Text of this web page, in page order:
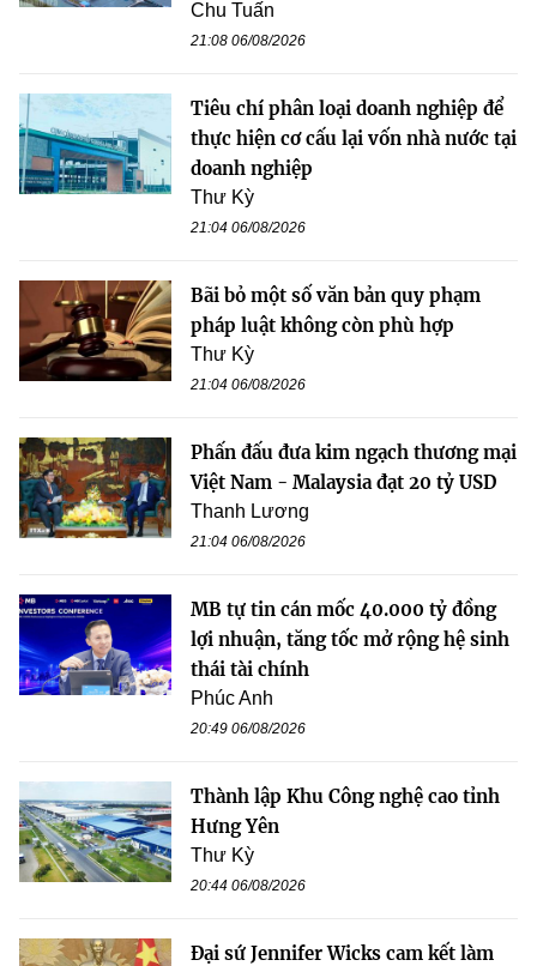
Chu Tuấn
21:08 06/08/2026
Tiêu chí phân loại doanh nghiệp để
thực hiện cơ cấu lại vốn nhà nước tại
doanh nghiệp
Thư Kỳ
21:04 06/08/2026
Bãi bỏ một số văn bản quy phạm
pháp luật không còn phù hợp
Thư Kỳ
21:04 06/08/2026
Phấn đấu đưa kim ngạch thương mại
Việt Nam - Malaysia đạt 20 tỷ USD
Thanh Lương
21:04 06/08/2026
MB tự tin cán mốc 40.000 tỷ đồng
lợi nhuận, tăng tốc mở rộng hệ sinh
thái tài chính
Phúc Anh
20:49 06/08/2026
Thành lập Khu Công nghệ cao tỉnh
Hưng Yên
Thư Kỳ
20:44 06/08/2026
Đại sứ Jennifer Wicks cam kết làm